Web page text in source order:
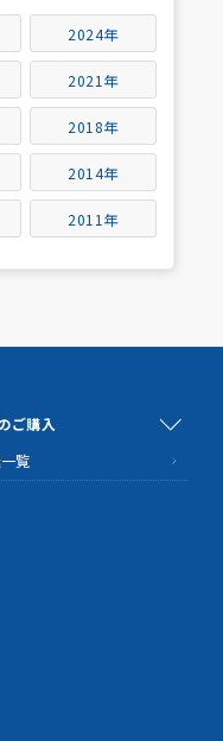
2024年
2021年
2018年
2014年
2011年
ご購入
覧